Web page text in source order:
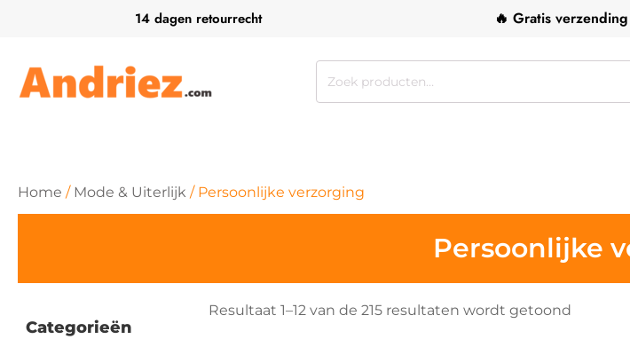
14 dagen retourrecht 🔥 Gratis
Zoeken
Home / Mode & Uiterlijk / Persoonlijke verzorging
Persoonlijke
Categorieën
Resultaat 1–12 van de 215 resultaten wordt getoond